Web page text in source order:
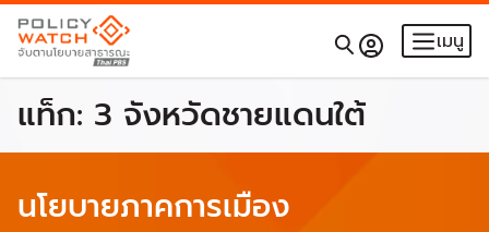
เมนู
แท็ก: 3 จังหวัดชายแดนใต้
นโยบายภาคการเมือง